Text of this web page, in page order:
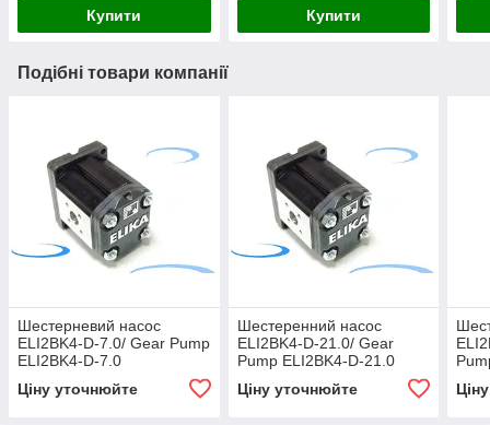
Купити Купити
Подібні товари компанії
Шестерневий насос
ELI2BK4-D-7.0/ Gear Pump
ELI2BK4-D-7.0
Ціну уточнюйте
Шестеренний насос
ELI2BK4-D-21.0/ Gear
Pump ELI2BK4-D-21.0
Ціну уточнюйте